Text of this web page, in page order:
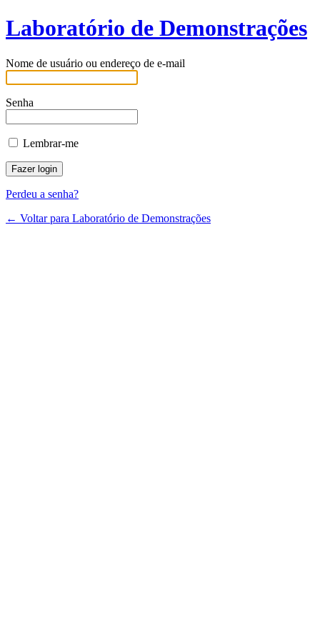
Laboratório de Demonstrações
Nome de usuário ou endereço de e-mail
Senha
Lembrar-me
Perdeu a senha?
← Voltar para Laboratório de Demonstrações